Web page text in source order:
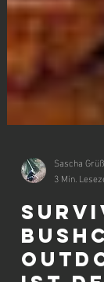
Sascha
3 Min.